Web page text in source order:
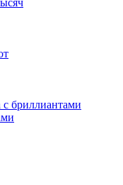
бриллиантами